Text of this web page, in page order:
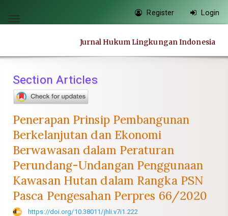
jump
content
Navigation
Main
Sidebar
Toggle
Register Login
Jurnal Hukum Lingkungan Indonesia
Section Articles
Penerapan Prinsip Pembangunan
Berkelanjutan dan Ekonomi
Berwawasan dalam Peraturan
Perundang-Undangan Penggunaan
Kawasan Hutan dalam Rangka PSN
Pasca Pengesahan Perpres 66/2020
https://doi.org/10.38011/jhli.v7i1.222